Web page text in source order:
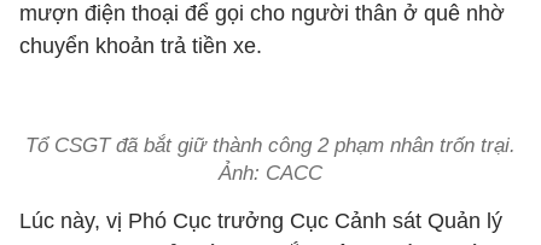
mượn điện thoại để gọi cho người thân ở quê nhờ
chuyển khoản trả tiền xe.
Tổ CSGT đã bắt giữ thành công 2 phạm nhân trốn trại.
Ảnh: CACC
Lúc này, vị Phó Cục trưởng Cục Cảnh sát Quản lý